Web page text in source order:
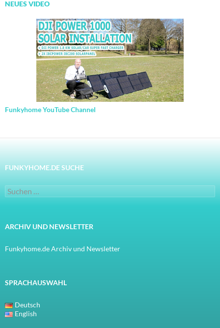
NEUES VIDEO
Funkyhome YouTube Channel
FUNKYHOME.DE SUCHE
Suchen
nach:
ARCHIV UND NEWSLETTER
Funkyhome.de Archiv und Newsletter
SPRACHAUSWAHL
Deutsch
English